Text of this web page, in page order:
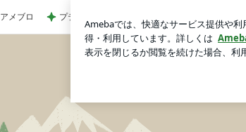
アメブロ プティマインの半袖Tシャツ269円